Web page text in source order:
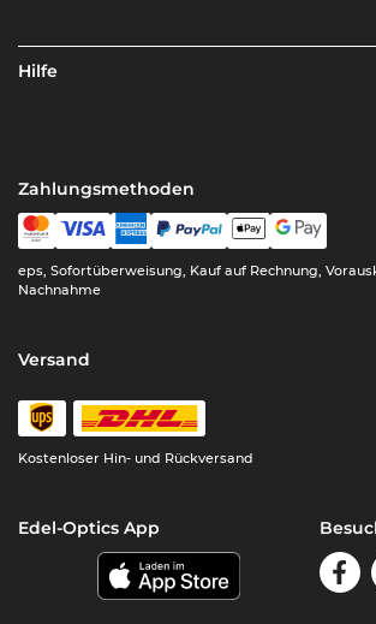
Hilfe
Zahlungsmethoden
eps, Sofortüberweisung, Kauf auf Rechnung,
Nachnahme
Versand
Kostenloser Hin- und Rückversand
Edel-Optics App